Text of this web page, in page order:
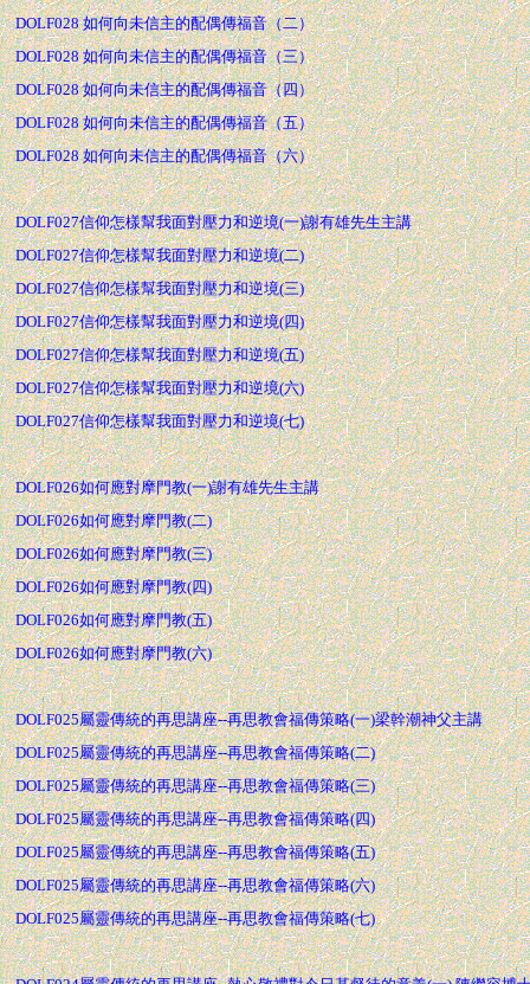
DOLF028 如何向未信主的配偶傳福音（二）
DOLF028 如何向未信主的配偶傳福音（三）
DOLF028 如何向未信主的配偶傳福音（四）
DOLF028 如何向未信主的配偶傳福音（五）
DOLF028 如何向未信主的配偶傳福音（六）
DOLF027信仰怎樣幫我面對壓力和逆境(一)謝有雄先生主講
DOLF027信仰怎樣幫我面對壓力和逆境(二)
DOLF027信仰怎樣幫我面對壓力和逆境(三)
DOLF027信仰怎樣幫我面對壓力和逆境(四)
DOLF027信仰怎樣幫我面對壓力和逆境(五)
DOLF027信仰怎樣幫我面對壓力和逆境(六)
DOLF027信仰怎樣幫我面對壓力和逆境(七)
DOLF026如何應對摩門教(一)謝有雄先生主講
DOLF026如何應對摩門教(二)
DOLF026如何應對摩門教(三)
DOLF026如何應對摩門教(四)
DOLF026如何應對摩門教(五)
DOLF026如何應對摩門教(六)
DOLF025屬靈傳統的再思講座--再思教會福傳策略(一)梁幹潮神父主講
DOLF025屬靈傳統的再思講座--再思教會福傳策略(二)
DOLF025屬靈傳統的再思講座--再思教會福傳策略(三)
DOLF025屬靈傳統的再思講座--再思教會福傳策略(四)
DOLF025屬靈傳統的再思講座--再思教會福傳策略(五)
DOLF025屬靈傳統的再思講座--再思教會福傳策略(六)
DOLF025屬靈傳統的再思講座--再思教會福傳策略(七)